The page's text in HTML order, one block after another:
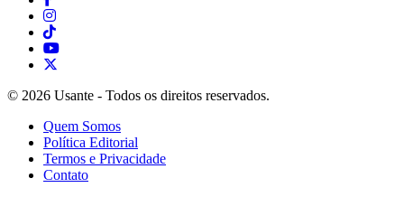
© 2026 Usante - Todos os direitos reservados.
Quem Somos
Política Editorial
Termos e Privacidade
Contato